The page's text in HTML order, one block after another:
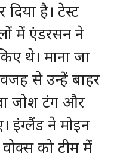
है। टेस्ट
में एंडरसन ने
थे। माना जा
से उन्हें बाहर
जोश टंग और
इंग्लैंड ने मोइन
को टीम में